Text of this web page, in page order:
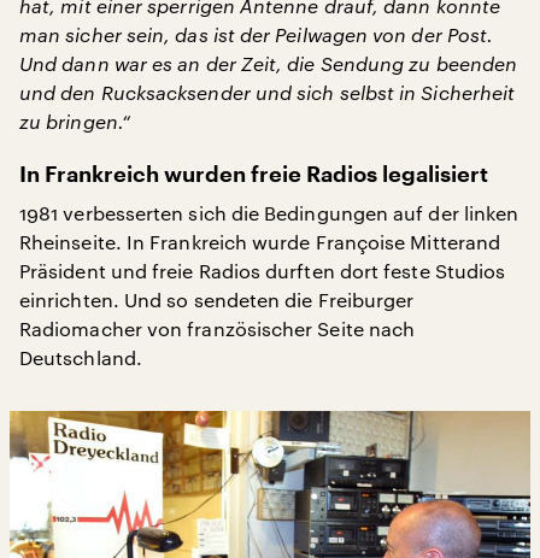
hat, mit einer sperrigen Antenne drauf, dann konnte
man sicher sein, das ist der Peilwagen von der Post.
Und dann war es an der Zeit, die Sendung zu beenden
und den Rucksacksender und sich selbst in Sicherheit
zu bringen.“
In Frankreich wurden freie Radios legalisiert
1981 verbesserten sich die Bedingungen auf der linken
Rheinseite. In Frankreich wurde Françoise Mitterand
Präsident und freie Radios durften dort feste Studios
einrichten. Und so sendeten die Freiburger
Radiomacher von französischer Seite nach
Deutschland.